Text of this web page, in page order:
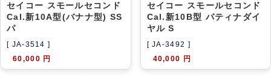
セイコー スモールセコンド
Cal.新10A型(バナナ型) SS
パ
[ JA-3514 ]
60,000 円
セイコー スモールセコンド
Cal.新10B型 パティナダイ
ヤル S
[ JA-3492 ]
40,000 円